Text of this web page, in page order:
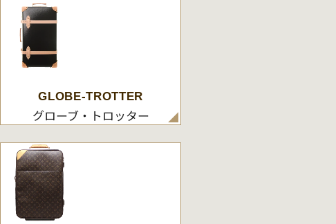
GLOBE-TROTTER
グローブ・トロッター